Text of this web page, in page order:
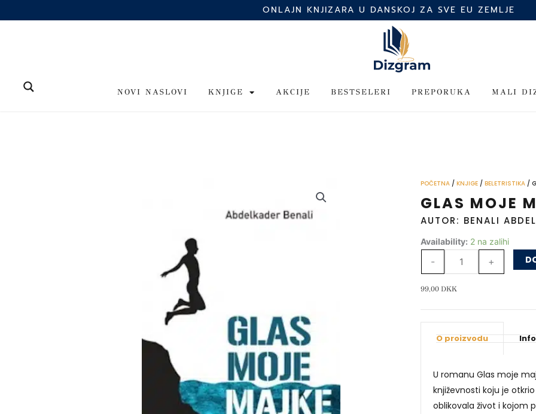
to
ONLAJN KNJIZARA U DANSKOJ ZA SVE EU ZEMLJE
NOVI NASLOVI KNJIGE AKCIJE BESTSELERI PREPORUKA MALI
POČETNA /KNJIGE /BELETRISTIKA /
GLAS MOJE
AUTOR: BENALI
Availability: 2 na zalihi
-
Glas
majke
količina
+
99,00DKK
O proizvodu
U romanu Glas moje
književnosti koju je
oblikovala život i kojom